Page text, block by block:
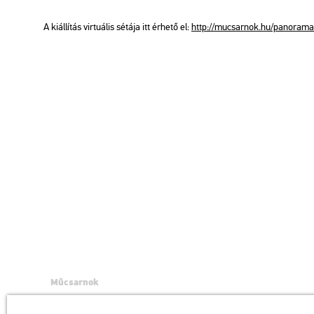
A ki­ál­lí­tás vir­tu­á­lis sé­tá­ja itt ér­he­tő el:http://​mu­csar­nok.​hu/​
Műcsarnok